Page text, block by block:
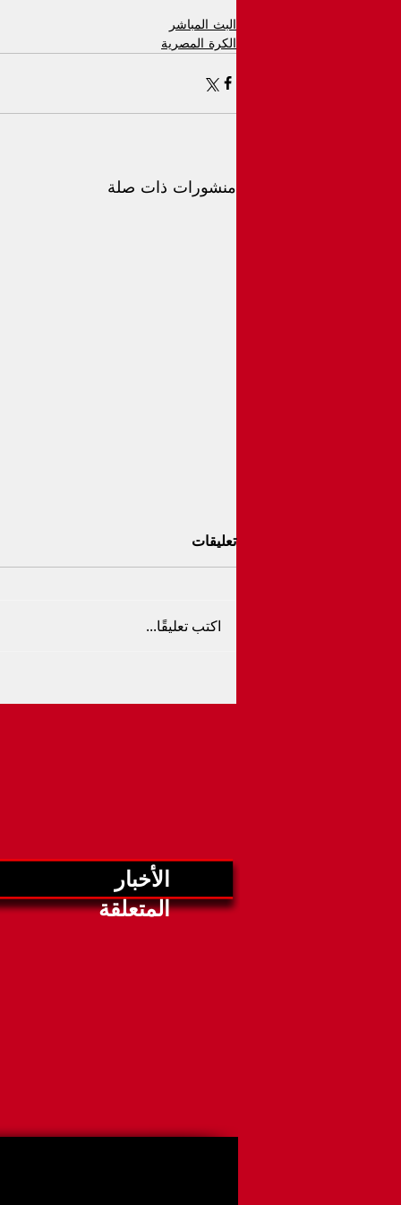
البث المباشر
الكرة المصرية
منشورات ذات صلة
بث مباشر مباراة إسبانيا و
تعليقات
اكتب تعليقًا...
الأخبار
المتعلقة